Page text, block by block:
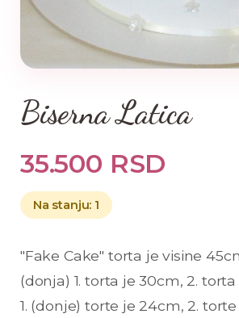
Biserna Latica
35.500 RSD
Na stanju: 1
"Fake Cake" torta je visine
(donja) 1. torta je 30cm, 2. torta
1. (donje) torte je 24cm, 2. torte